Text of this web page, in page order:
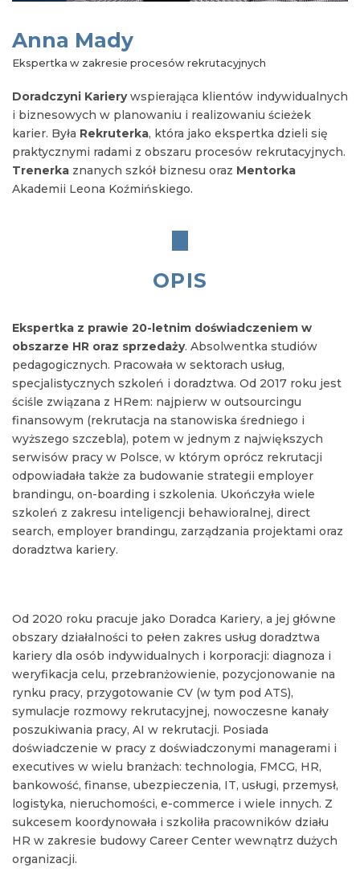
Anna Mady
Ekspertka w zakresie procesów rekrutacyjnych
Doradczyni Karierywspierająca klientów indywidualnych
i biznesowych w planowaniu i realizowaniu ścieżek
karier. Była Rekruterka, która jako ekspertka dzieli się
praktycznymi radami z obszaru procesów rekrutacyjnych.
Trenerka znanych szkół biznesu oraz Mentorka
Akademii Leona Koźmińskiego.
OPIS
Ekspertka z prawie 20-letnim doświadczeniem w
obszarze HR oraz sprzedaży. Absolwentka studiów
pedagogicznych. Pracowała w sektorach usług,
specjalistycznych szkoleń i doradztwa. Od 2017 roku jest
ściśle związana z HRem: najpierw w outsourcingu
finansowym (rekrutacja na stanowiska średniego i
wyższego szczebla), potem w jednym z największych
serwisów pracy w Polsce, w którym oprócz rekrutacji
odpowiadała także za budowanie strategii employer
brandingu, on-boarding i szkolenia. Ukończyła wiele
szkoleń z zakresu inteligencji behawioralnej, direct
search, employer brandingu, zarządzania projektami oraz
doradztwa kariery.
Od 2020 roku pracuje jako Doradca Kariery, a jej główne
obszary działalności to pełen zakres usług doradztwa
kariery dla osób indywidualnych i korporacji: diagnoza i
weryfikacja celu, przebranżowienie, pozycjonowanie na
rynku pracy, przygotowanie CV (w tym pod ATS),
symulacje rozmowy rekrutacyjnej, nowoczesne kanały
poszukiwania pracy, AI w rekrutacji. Posiada
doświadczenie w pracy z doświadczonymi managerami i
executives w wielu branżach: technologia, FMCG, HR,
bankowość, finanse, ubezpieczenia, IT, usługi, przemysł,
logistyka, nieruchomości, e-commerce i wiele innych. Z
sukcesem koordynowała i szkoliła pracowników działu
HR w zakresie budowy Career Center wewnątrz dużych
organizacji.